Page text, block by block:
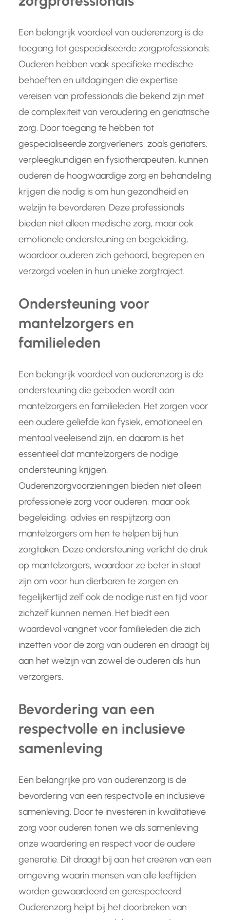
Een belangrijk voordeel van ouderenzorg is de
toegang tot gespecialiseerde zorgprofessionals.
Ouderen hebben vaak specifieke medische
behoeften en uitdagingen die expertise
vereisen van professionals die bekend zijn met
de complexiteit van veroudering en geriatrische
zorg. Door toegang te hebben tot
gespecialiseerde zorgverleners, zoals geriaters,
verpleegkundigen en fysiotherapeuten, kunnen
ouderen de hoogwaardige zorg en behandeling
krijgen die nodig is om hun gezondheid en
welzijn te bevorderen. Deze professionals
bieden niet alleen medische zorg, maar ook
emotionele ondersteuning en begeleiding,
waardoor ouderen zich gehoord, begrepen en
verzorgd voelen in hun unieke zorgtraject.
Ondersteuning voor
mantelzorgers en
familieleden
Een belangrijk voordeel van ouderenzorg is de
ondersteuning die geboden wordt aan
mantelzorgers en familieleden. Het zorgen voor
een oudere geliefde kan fysiek, emotioneel en
mentaal veeleisend zijn, en daarom is het
essentieel dat mantelzorgers de nodige
ondersteuning krijgen.
Ouderenzorgvoorzieningen bieden niet alleen
professionele zorg voor ouderen, maar ook
begeleiding, advies en respijtzorg aan
mantelzorgers om hen te helpen bij hun
zorgtaken. Deze ondersteuning verlicht de druk
op mantelzorgers, waardoor ze beter in staat
zijn om voor hun dierbaren te zorgen en
tegelijkertijd zelf ook de nodige rust en tijd voor
zichzelf kunnen nemen. Het biedt een
waardevol vangnet voor familieleden die zich
inzetten voor de zorg van ouderen en draagt bij
aan het welzijn van zowel de ouderen als hun
verzorgers.
Bevordering van een
respectvolle en inclusieve
samenleving
Een belangrijke pro van ouderenzorg is de
bevordering van een respectvolle en inclusieve
samenleving. Door te investeren in kwalitatieve
zorg voor ouderen tonen we als samenleving
onze waardering en respect voor de oudere
generatie. Dit draagt bij aan het creëren van een
omgeving waarin mensen van alle leeftijden
worden gewaardeerd en gerespecteerd.
Ouderenzorg helpt bij het doorbreken van